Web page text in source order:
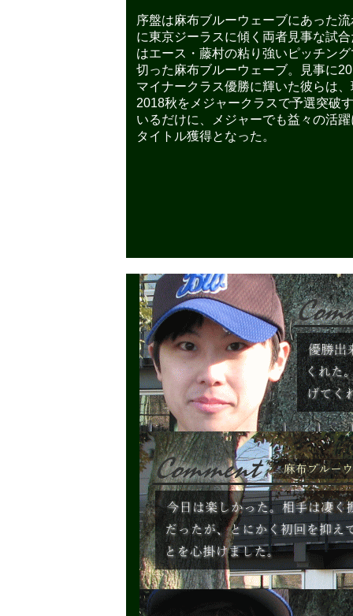
序盤は麻布ブルーウェーブにあった
に東京ジーラスに傾く両者見事な試
はエース・藤村の粘り強いピッチン
切った麻布ブルーウェーブ。見事に
マイナークラス優勝に輝いた彼らは
2018秋をメジャークラスで予選突破
いるだけに、メジャーでも益々の活
タイトル獲得となった。